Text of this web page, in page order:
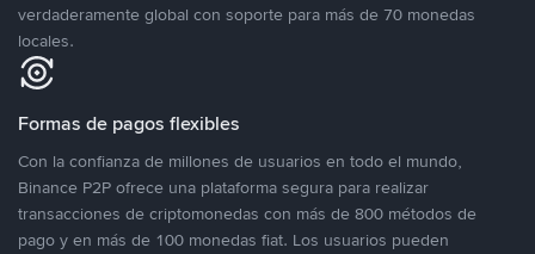
verdaderamente global con soporte para más de 70 monedas
locales.
Formas de pagos flexibles
Con la confianza de millones de usuarios en todo el mundo,
Binance P2P ofrece una plataforma segura para realizar
transacciones de criptomonedas con más de 800 métodos de
pago y en más de 100 monedas fiat. Los usuarios pueden